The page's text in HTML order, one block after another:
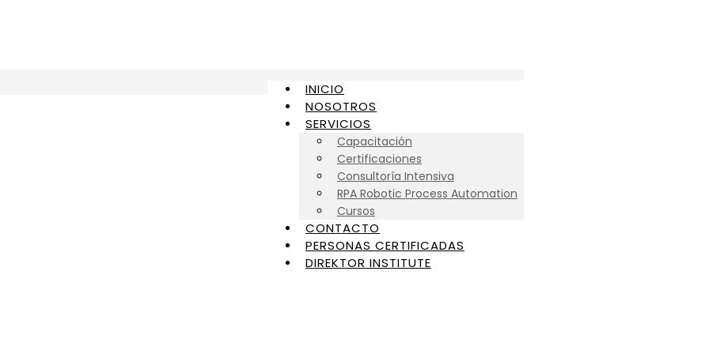
INICIO
NOSOTROS
SERVICIOS
Capacitación
Certificaciones
Consultoría Intensiva
RPA Robotic Process Automation
Cursos
CONTACTO
PERSONAS CERTIFICADAS
DIREKTOR INSTITUTE